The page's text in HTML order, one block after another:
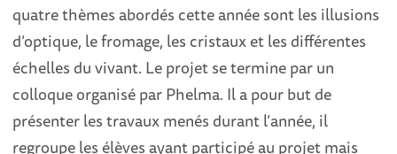
quatre thèmes abordés cette année sont les illusions
d’optique, le fromage, les cristaux et les différentes
échelles du vivant. Le projet se termine par un
colloque organisé par Phelma. Il a pour but de
présenter les travaux menés durant l’année, il
regroupe les élèves ayant participé au projet mais